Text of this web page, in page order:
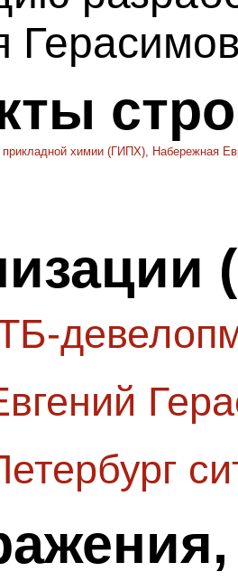
прикладной химии (ГИПХ), Набережная